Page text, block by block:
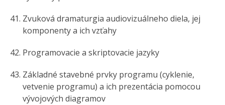
Zvuková dramaturgia audiovizuálneho diela, jej
komponenty a ich vzťahy
Programovacie a skriptovacie jazyky
Základné stavebné prvky programu (cyklenie,
vetvenie programu) a ich prezentácia pomocou
vývojových diagramov